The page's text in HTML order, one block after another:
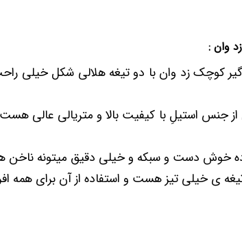
وان :
گیر کوچک زد وان با دو تیغه هلالی شکل خیلی
ی اون از جنس استیلِ با کیفیت بالا و متریالی عالی